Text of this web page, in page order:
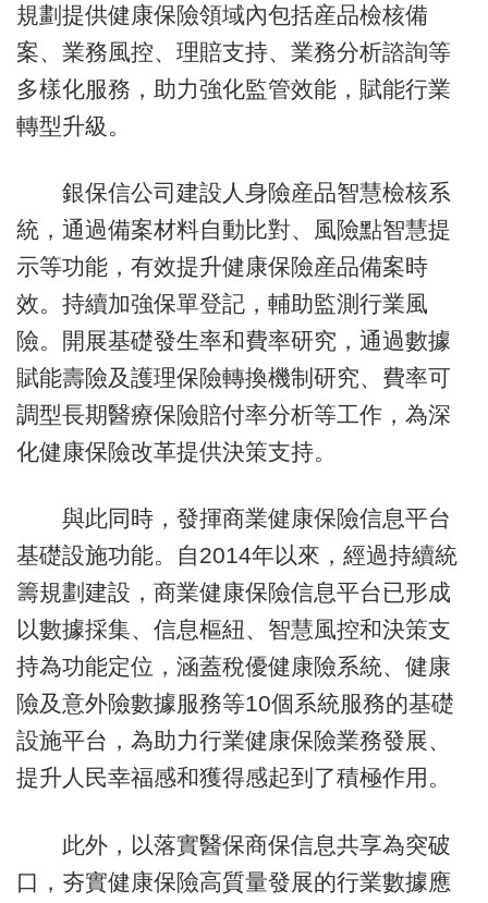
規劃提供健康保險領域內包括産品檢核備
案、業務風控、理賠支持、業務分析諮詢等
多樣化服務，助力強化監管效能，賦能行業
轉型升級。
銀保信公司建設人身險産品智慧檢核系
統，通過備案材料自動比對、風險點智慧提
示等功能，有效提升健康保險産品備案時
效。持續加強保單登記，輔助監測行業風
險。開展基礎發生率和費率研究，通過數據
賦能壽險及護理保險轉換機制研究、費率可
調型長期醫療保險賠付率分析等工作，為深
化健康保險改革提供決策支持。
與此同時，發揮商業健康保險信息平台
基礎設施功能。自2014年以來，經過持續統
籌規劃建設，商業健康保險信息平台已形成
以數據採集、信息樞紐、智慧風控和決策支
持為功能定位，涵蓋稅優健康險系統、健康
險及意外險數據服務等10個系統服務的基礎
設施平台，為助力行業健康保險業務發展、
提升人民幸福感和獲得感起到了積極作用。
此外，以落實醫保商保信息共享為突破
口，夯實健康保險高質量發展的行業數據應